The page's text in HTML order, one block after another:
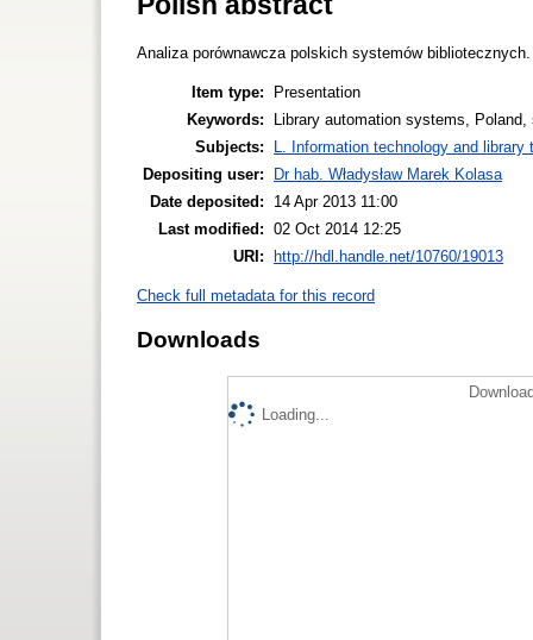
Analiza porównawcza polskich systemów bibliotecznych.
Item type:
Presentation
Keywords:
Library automation systems,
Subjects:
L. Information technology and library
Depositing user:
Dr hab. Władysław Marek Kolasa
Date deposited:
14 Apr 2013 11:00
Last modified: 02 Oct 2014 12:25
URI:
http://hdl.handle.net/10760/19013
Check full metadata for this record
Downloads
Loading...